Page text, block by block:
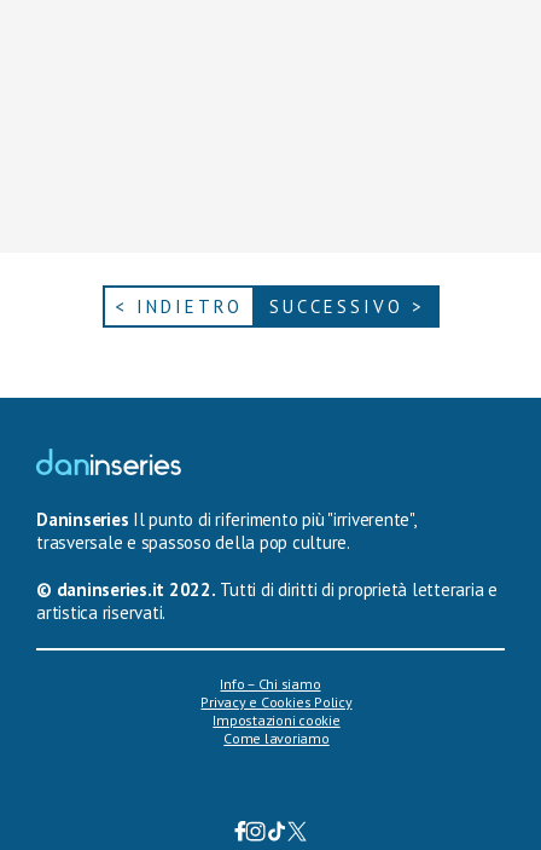
< INDIETRO SUCCESSIVO >
Daninseries Il punto di riferimento più "irriverente",
trasversale e spassoso della pop culture.
© daninseries.it 2022. Tutti di diritti di proprietà letteraria e
artistica riservati.
Info – Chi siamo
Privacy e Cookies Policy
Impostazioni cookie
Come lavoriamo